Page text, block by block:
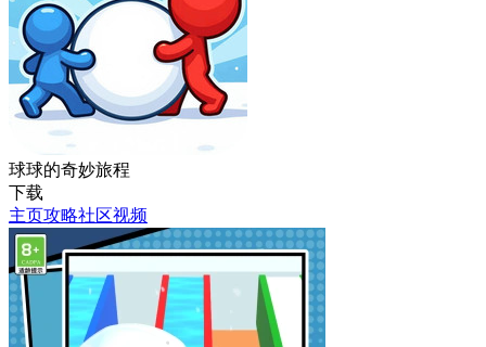
球球的奇妙旅程
下载
主页攻略社区视频